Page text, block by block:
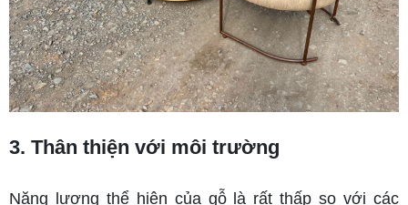
3. Thân thiện với môi trường
Năng lượng thể hiện của gỗ là rất thấp so với các